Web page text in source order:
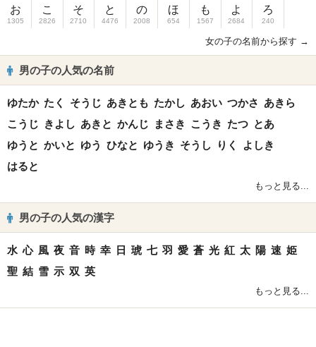
お
1305
こ
2826
そ
2710
と
4476
の
2008
ほ
654
も
1567
よ
2684
ろ
240
女の子の名前から探す →
男の子の人気の名前
ゆたか たく そうじ あきとも たかし あおい つかさ あきら
こうじ きよし あきと かんじ まさき こうき たつ とあ
ゆうと かいと ゆう ひなと ゆうき そうし りく
よしき
はると
もっと見る...
男の子の人気の漢字
水 心 風 夜 音 時 幸 日 琥 七 羽 愛 蒼 光 紅 太 陽 速 姫
聖 結 雪 示 双 英
もっと見る...